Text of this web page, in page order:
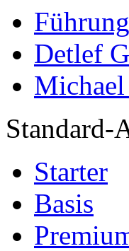
Detlef
Standard-
Starter
Basis